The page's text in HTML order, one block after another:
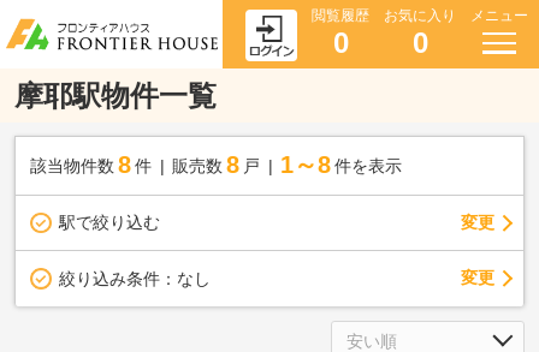
閲覧履歴
0
お気に入り
0
メニュー
摩耶駅物件一覧
該当物件数 8件 販売数 8 戸 1～8 件を表示
駅で絞り込む 変更
絞り込み条件： なし 変更